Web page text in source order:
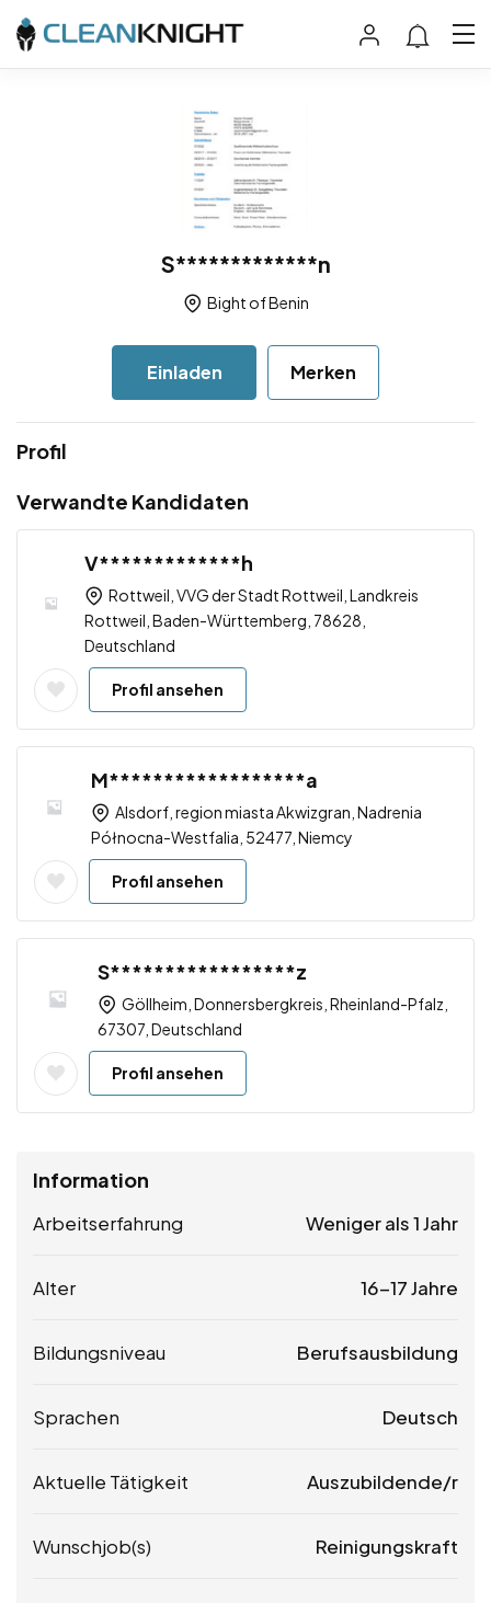
S*************n
Bight of Benin
Einladen Merken
Profil
Verwandte Kandidaten
V*************h
Rottweil, VVG der Stadt Rottweil, Landkreis
Rottweil, Baden-Württemberg, 78628,
Deutschland
Profil ansehen
M******************a
Alsdorf, region miasta Akwizgran, Nadrenia
Północna-Westfalia, 52477, Niemcy
Profil ansehen
S*****************z
Göllheim, Donnersbergkreis, Rheinland-Pfalz,
67307, Deutschland
Profil ansehen
Information
Arbeitserfahrung Weniger als 1 Jahr
Alter 16-17 Jahre
Bildungsniveau Berufsausbildung
Sprachen Deutsch
Aktuelle Tätigkeit Auszubildende/r
Wunschjob(s) Reinigungskraft